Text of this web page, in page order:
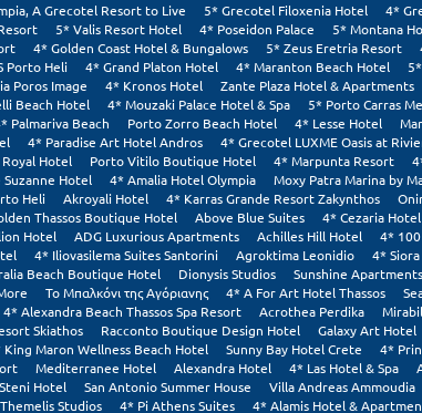
A Grecotel Resort to Live 5* Grecotel Filoxenia Hotel 4*
5* Valis Resort Hotel 4* Poseidon Palace 5* Montana
4* Golden Coast Hotel & Bungalows 5* Zeus Eretria Resort
Porto Heli 4* Grand Platon Hotel 4* Maranton Beach Hotel
Poros Image 4* Kronos Hotel Zante Plaza Hotel & Apartments
Beach Hotel 4* Mouzaki Palace Hotel & Spa 5* Porto Carras
Palmariva Beach Porto Zorro Beach Hotel 4* Lesse Hotel
4* Paradise Art Hotel Andros 4* Grecotel LUXME Oasis at
Hotel Porto Vitilo Boutique Hotel 4* Marpunta Resort
Suzanne Hotel 4* Amalia Hotel Olympia Moxy Patra Marina by
Heli
Akroyali Hotel 4* Karras Grande Resort Zakynthos
Thassos Boutique Hotel Above Blue Suites 4* Cezaria Hotel
Hotel ADG Luxurious Apartments Achilles Hill Hotel 4* 100
4* Iliovasilema Suites Santorini Agroktima Leonidio 4*
Beach Boutique Hotel Dionysis Studios Sunshine Apartments
Το Μπαλκόνι της Αγόριανης 4* A For Art Hotel Thassos
4* Alexandra Beach Thassos Spa Resort Acrothea Perdika
Skiathos Racconto Boutique Design Hotel Galaxy Art Hotel
King Maron Wellness Beach Hotel Sunny Bay Hotel Crete 4*
Mediterranee Hotel Alexandra Hotel 4* Las Hotel & Spa
Steni Hotel San Antonio Summer House Villa Andreas Ammoudia
Studios 4* Pi Athens Suites 4* Alamis Hotel &